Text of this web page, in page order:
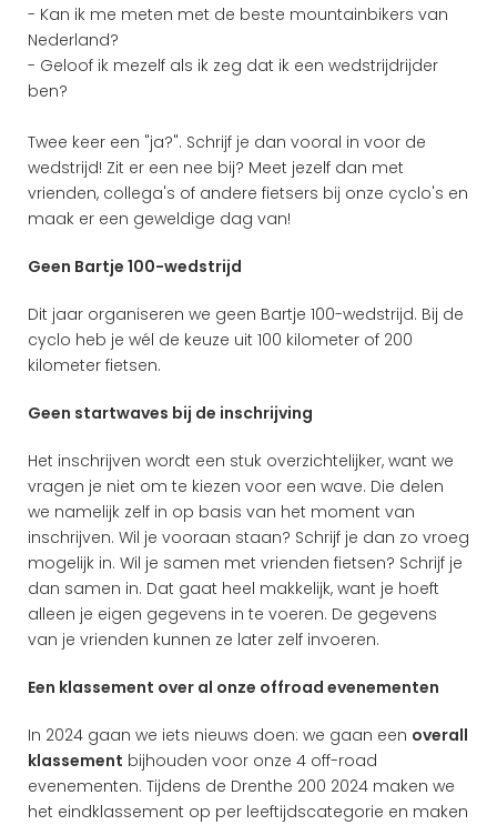
- Kan ik me meten met de beste mountainbikers van
Nederland?
- Geloof ik mezelf als ik zeg dat ik een wedstrijdrijder
ben?
Twee keer een "ja?". Schrijf je dan vooral in voor de
wedstrijd! Zit er een nee bij? Meet jezelf dan met
vrienden, collega's of andere fietsers bij onze cyclo's en
maak er een geweldige dag van!
Geen Bartje 100-wedstrijd
Dit jaar organiseren we geen Bartje 100-wedstrijd. Bij de
cyclo heb je wél de keuze uit 100 kilometer of 200
kilometer fietsen.
Geen startwaves bij de inschrijving
Het inschrijven wordt een stuk overzichtelijker, want we
vragen je niet om te kiezen voor een wave. Die delen
we namelijk zelf in op basis van het moment van
inschrijven. Wil je vooraan staan? Schrijf je dan zo vroeg
mogelijk in. Wil je samen met vrienden fietsen? Schrijf je
dan samen in. Dat gaat heel makkelijk, want je hoeft
alleen je eigen gegevens in te voeren. De gegevens
van je vrienden kunnen ze later zelf invoeren.
Een klassement over al onze offroad evenementen
In 2024 gaan we iets nieuws doen: we gaan een overall
klassement bijhouden voor onze 4 off-road
evenementen. Tijdens de Drenthe 200 2024 maken we
het eindklassement op per leeftijdscategorie en maken